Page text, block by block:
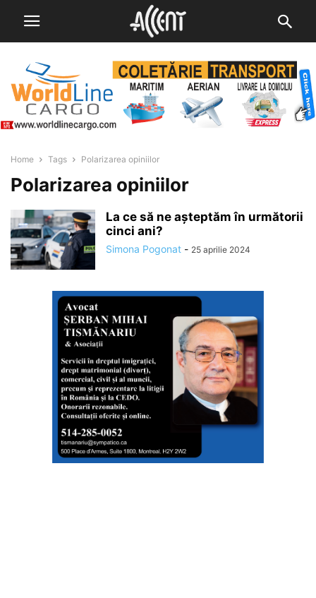
Home Tags Polarizarea opiniilor
Polarizarea opiniilor
La ce să ne așteptăm în următorii
cinci ani?
Simona Pogonat - 25 aprilie 2024